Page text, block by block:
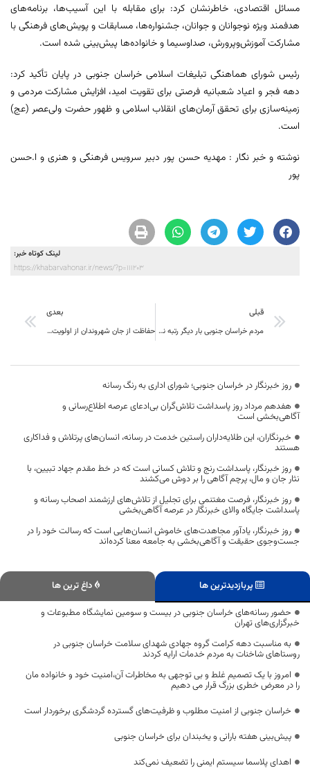
مسائل اقتصادی، خاطرنشان کرد: برای مقابله با این آسیب‌ها، برنامه‌های
هدفمند ویژه نوجوانان و جوانان، جشنواره‌ها، مسابقات و پویش‌های فرهنگی با
مشارکت آموزش‌وپرورش، صداوسیما و خانواده‌ها پیش‌بینی شده است.
رئیس شورای هماهنگی تبلیغات اسلامی خراسان جنوبی در پایان تأکید کرد:
دهه فجر و اعیاد شعبانیه فرصتی برای تقویت امید، افزایش مشارکت مردمی و
زمینه‌سازی برای تحقق آرمان‌های انقلاب اسلامی و ظهور حضرت ولی‌عصر (عج)
است.
نوشته و خبر نگار : مهدیه حسن پور دبیر سرویس فرهنگی و هنری و ا.حسن
پور
لینک کوتاه خبر:
https://khabarvahonar.ir/news/?p=111203
قبلی
مردم خراسان جنوبی بار دیگر رتبه نخست سرانه مشارکت در بازسازی عتبات را از آن خود کردند
بعدی
حفاظت از جان شهروندان از اولویت‌های اصلی است
روز خبرنگار در خراسان جنوبی؛ شورای اداری به رنگ رسانه
هفدهم مرداد روز پاسداشت تلاش‌گران بی‌ادعای عرصه اطلاع‌رسانی و
آگاهی‌بخشی است
خبرنگاران، این طلایه‌داران راستین خدمت در رسانه، انسان‌های پرتلاش و فداکاری
هستند
روز خبرنگار، پاسداشت رنج و تلاش کسانی است که در خط مقدم جهاد تبیین، با
نثار جان و مال، پرچم آگاهی را بر دوش می‌کشند
روز خبرنگار، فرصت مغتنمی برای تجلیل از تلاش‌های ارزشمند اصحاب رسانه و
پاسداشت جایگاه والای خبرنگار در عرصه آگاهی‌بخشی
روز خبرنگار، یادآور مجاهدت‌های خاموش انسان‌هایی است که رسالت خود را در
جست‌وجوی حقیقت و آگاهی‌بخشی به جامعه معنا کرده‌اند
پربازدیدترین ها
داغ ترین ها
حضور رسانه‌های خراسان جنوبی در بیست‌ و سومین نمایشگاه مطبوعات و
خبرگزاری‌های تهران
به مناسبت دهه کرامت گروه جهادی شهدای سلامت خراسان جنوبی در
روستاهای شاخنات به مردم خدمات ارایه کردند
امروز با یک تصمیم غلط و بی توجهی به مخاطرات آن،امنیت خود و خانواده مان
را در معرض خطری بزرگ قرار می دهیم
خراسان جنوبی از امنیت مطلوب و ظرفیت‌های گسترده گردشگری برخوردار است
پیش‌بینی هفته بارانی و یخبندان برای خراسان جنوبی
اهدای پلاسما سیستم ایمنی را تضعیف نمی‌کند